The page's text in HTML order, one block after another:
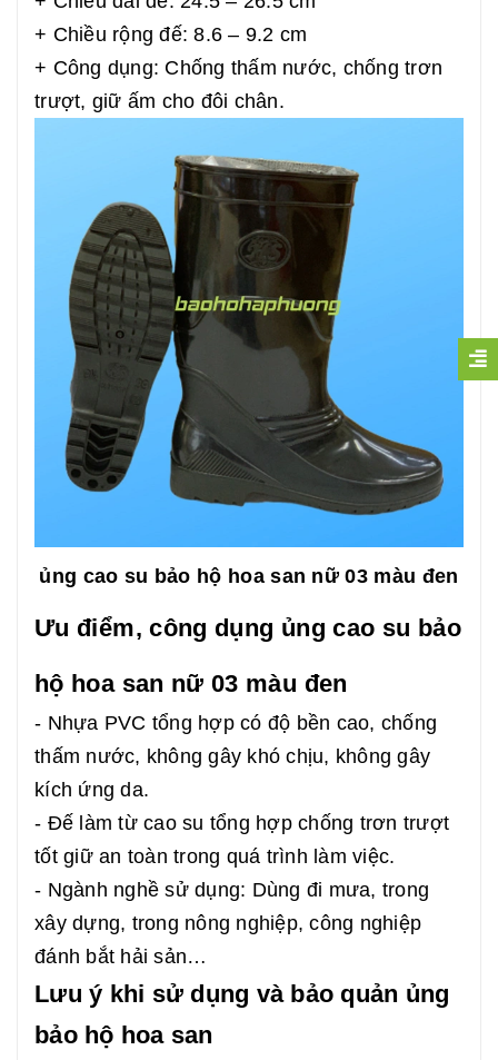
+ Chiều rộng đế: 8.6 – 9.2 cm
+ Công dụng: Chống thấm nước, chống trơn
trượt, giữ ấm cho đôi chân.
ủng cao su bảo hộ hoa san nữ 03 màu đen
Ưu điểm, công dụng ủng cao su bảo
hộ hoa san nữ 03 màu đen
- Nhựa PVC tổng hợp có độ bền cao, chống
thấm nước, không gây khó chịu, không gây
kích ứng da.
- Đế làm từ cao su tổng hợp chống trơn trượt
tốt giữ an toàn trong quá trình làm việc.
- Ngành nghề sử dụng: Dùng đi mưa, trong
xây dựng, trong nông nghiệp, công nghiệp
đánh bắt hải sản…
Lưu ý khi sử dụng và bảo quản ủng
bảo hộ hoa san